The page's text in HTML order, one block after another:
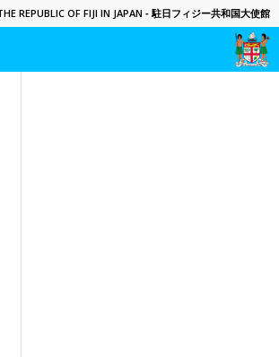
REPUBLIC OF FIJI IN JAPAN - 駐日フィジー共和国大使館